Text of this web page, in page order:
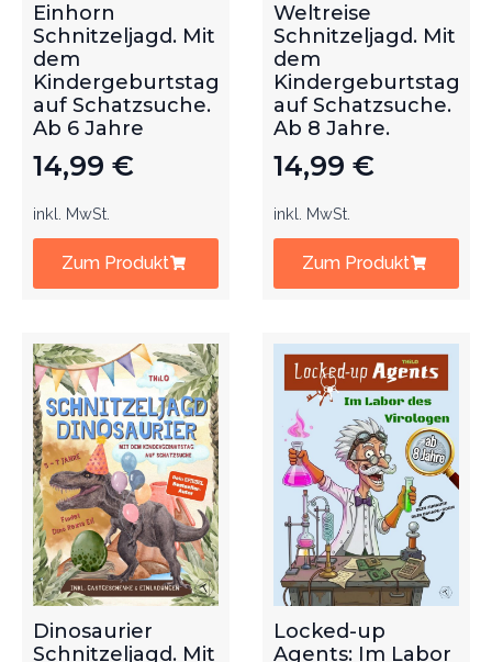
Einhorn
Schnitzeljagd. Mit
dem
Kindergeburtstag
auf Schatzsuche.
Ab 6 Jahre
14,99 €
inkl. MwSt.
Zum Produkt
Weltreise
Schnitzeljagd. Mit
dem
Kindergeburtstag
auf Schatzsuche.
Ab 8 Jahre.
14,99 €
inkl. MwSt.
Zum Produkt
Dinosaurier
Schnitzeljagd. Mit
Locked-up
Agents: Im Labor